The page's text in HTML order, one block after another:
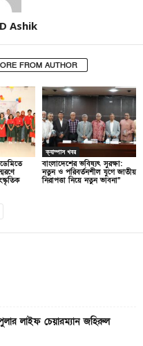
Ashik
FROM AUTHOR
ক্যাম্পাস খবর
বাংলাদেশের ভবিষ্যৎ সুরক্ষা:
নতুন ও পরিবর্তনশীল যুগে জাতীয়
নিরাপত্তা নিয়ে নতুন ভাবনা”
লাইফ চেয়ারম্যান জহিরুল